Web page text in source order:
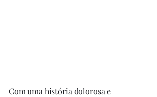
Com uma história dolorosa e